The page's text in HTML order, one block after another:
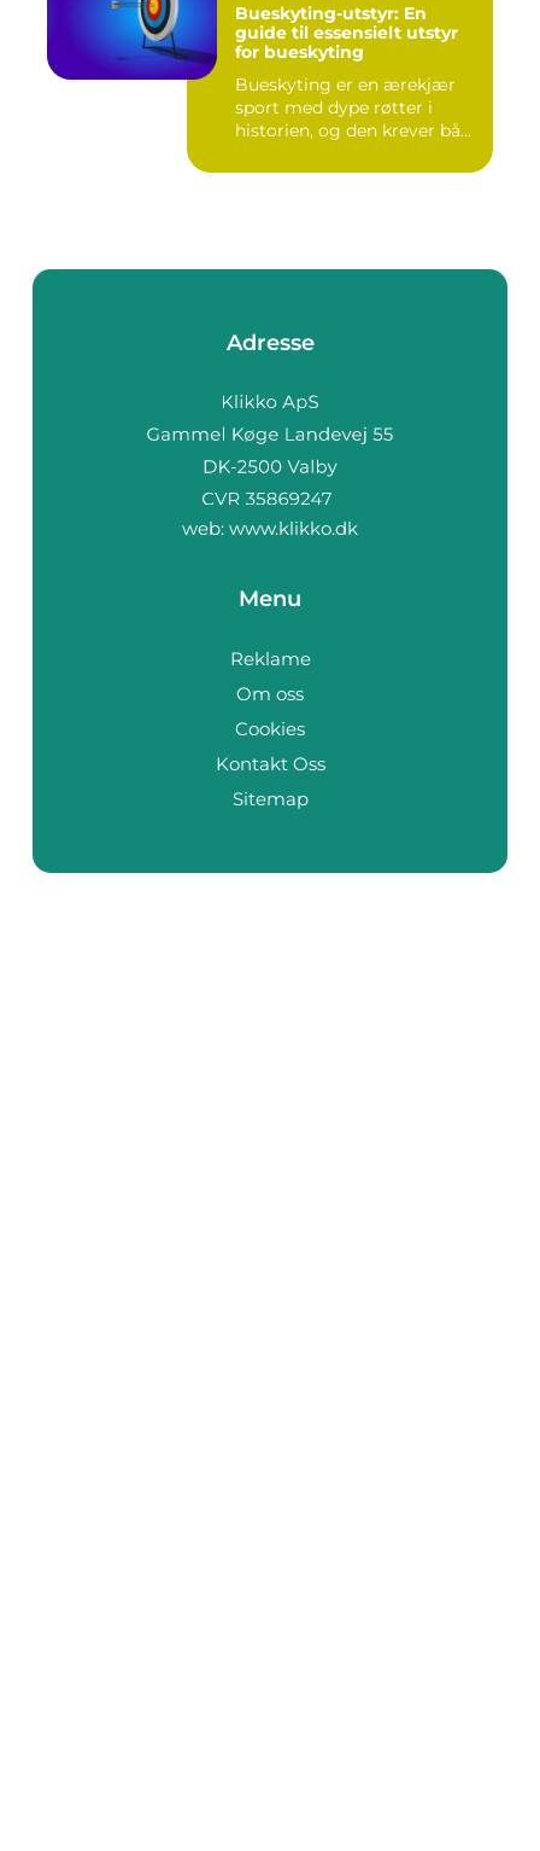
Bueskyting-utstyr: En
guide til essensielt utstyr
for bueskyting
Bueskyting er en ærekjær
sport med dype røtter i
historien, og den krever bå...
Adresse
web: www.klikko.dk
Menu
Reklame
Om oss
Cookies
Kontakt Oss
Sitemap